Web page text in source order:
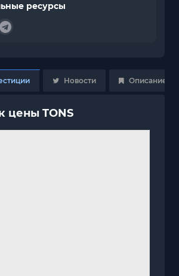
ресурсы
Новости Описание
цены TONS